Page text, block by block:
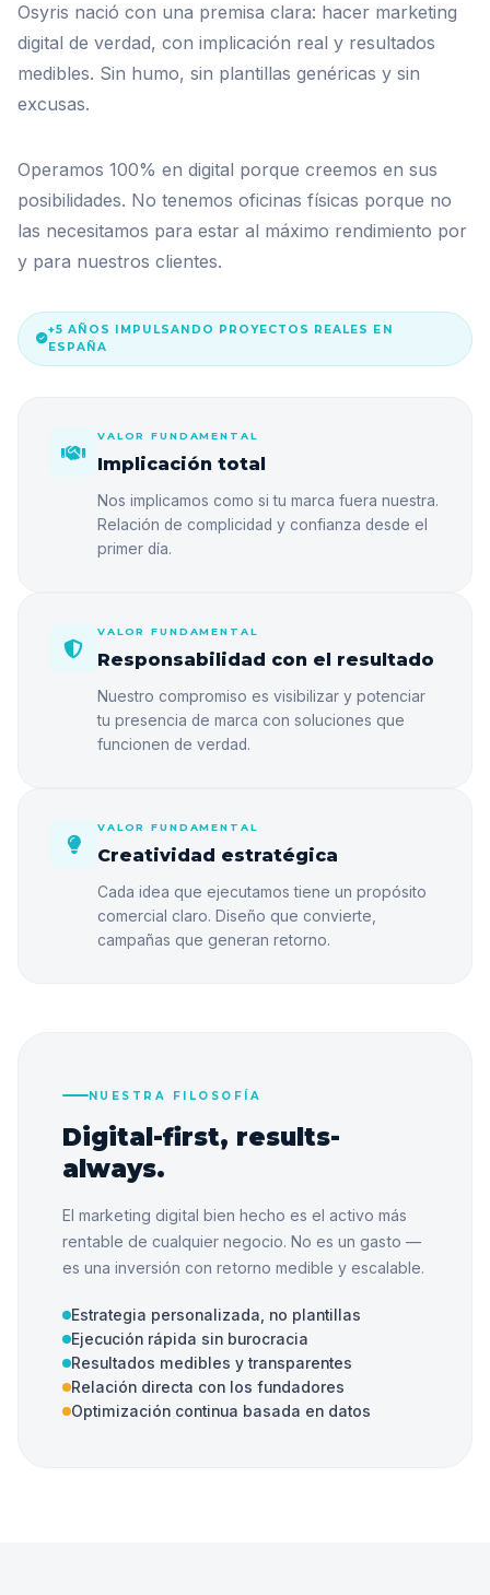
Osyris nació con una premisa clara: hacer marketing
digital de verdad, con implicación real y resultados
medibles. Sin humo, sin plantillas genéricas y sin
excusas.
Operamos 100% en digital porque creemos en sus
posibilidades. No tenemos oficinas físicas porque no
las necesitamos para estar al máximo rendimiento por
y para nuestros clientes.
+5 AÑOS IMPULSANDO PROYECTOS REALES EN
ESPAÑA
VALOR FUNDAMENTAL
Implicación total
Nos implicamos como si tu marca fuera nuestra.
Relación de complicidad y confianza desde el
primer día.
VALOR FUNDAMENTAL
Responsabilidad con el resultado
Nuestro compromiso es visibilizar y potenciar
tu presencia de marca con soluciones que
funcionen de verdad.
VALOR FUNDAMENTAL
Creatividad estratégica
Cada idea que ejecutamos tiene un propósito
comercial claro. Diseño que convierte,
campañas que generan retorno.
NUESTRA FILOSOFÍA
Digital-first, results-
always.
El marketing digital bien hecho es el activo más
rentable de cualquier negocio. No es un gasto —
es una inversión con retorno medible y escalable.
Estrategia personalizada, no plantillas
Ejecución rápida sin burocracia
Resultados medibles y transparentes
Relación directa con los fundadores
Optimización continua basada en datos